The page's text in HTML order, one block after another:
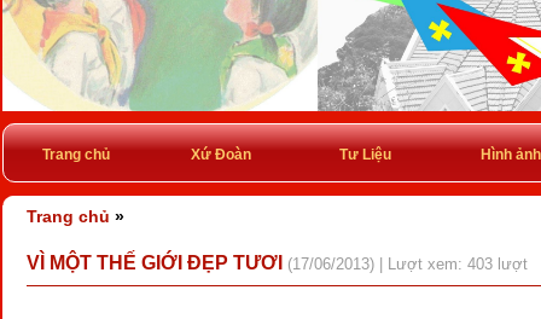
Trang chủ Xứ Đoàn Tư Liệu Hình ảnh
Trang chủ »
VÌ MỘT THẾ GIỚI ĐẸP TƯƠI (17/06/2013) | Lượt xem: 403 lượt